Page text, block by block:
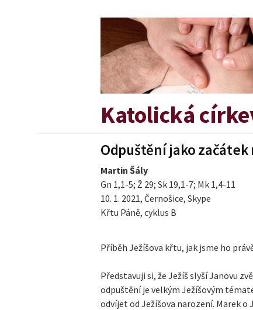
Katolická
Odpuštění jako
Martin Šály
Gn 1,1-5; Ž 29; Sk 19,1-7; Mk 1,4-11
10. 1. 2021, Černošice, Skype
Křtu Páně, cyklus B
Příběh Ježíšova křtu, jak jsme ho
Představuji si, že Ježíš slyší Janovu
odpuštění je velkým Ježíšovým
odvíjet od Ježíšova narození. Marek